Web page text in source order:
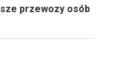
przewozy osób